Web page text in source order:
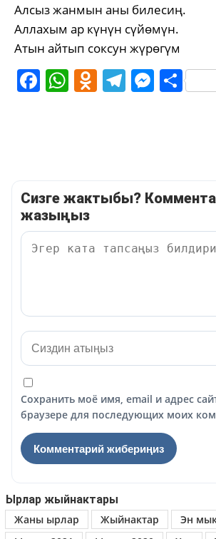
Алсыз жанмын аны билесиң.
Аллахым ар күнүн сүйөмүн.
Атын айтып соксун жүрөгүм
Facebook
WhatsApp
Сизге жактыбы?
жазыңыз
Сохранить моё имя, email и адрес
браузере для последующих моих
Ырлар жыйнактары
Жаны ырлар
Жыйнактар
Эн